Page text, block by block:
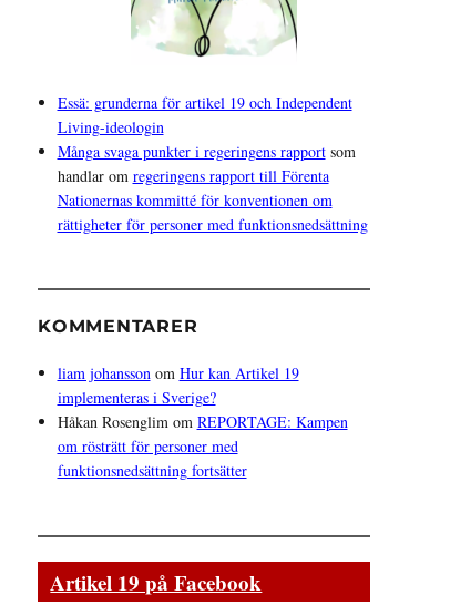
Essä: grunderna för artikel 19 och Independent
Living-ideologin
Många svaga punkter i regeringens rapportsom
handlar om regeringens rapport till Förenta
Nationernas kommitté för konventionen om
rättigheter för personer med funktionsnedsättning
KOMMENTARER
liam johanssonom Hur kan Artikel 19
implementeras i Sverige?
Håkan Rosenglimom REPORTAGE: Kampen
om rösträtt för personer med
funktionsnedsättning fortsätter
Artikel 19 på Facebook